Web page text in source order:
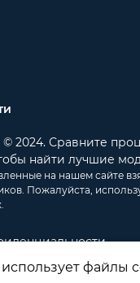
© 2024. Сравните
найти лучшие
на нашем сайте
Пожалуйста,
файлы